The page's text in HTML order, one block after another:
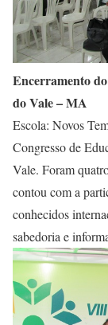
Encerramento
do Vale – MA
Escola: Novos
Congresso de
Vale. Foram
contou com a
conhecidos
sabedoria e